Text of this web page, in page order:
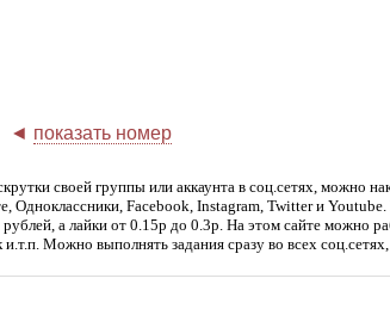
◄ показать номер
своей группы или аккаунта в соц.сетях, можно
Одноклассники, Facebook, Instagram, Twitter и
а лайки от 0.15р до 0.3р. На этом сайте можно
и.т.п. Можно выполнять задания сразу во всех